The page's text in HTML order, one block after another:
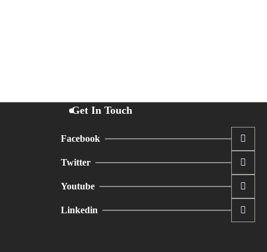
Get In Touch
Facebook
Twitter
Youtube
Linkedin